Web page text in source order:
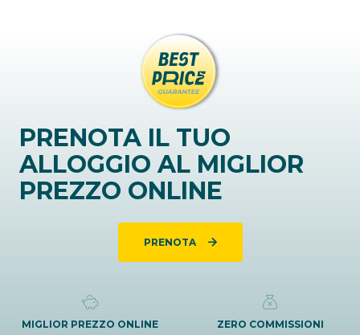
PRENOTA IL TUO
ALLOGGIO AL MIGLIOR
PREZZO ONLINE
PRENOTA
MIGLIOR PREZZO ONLINE ZERO COMMISSIONI